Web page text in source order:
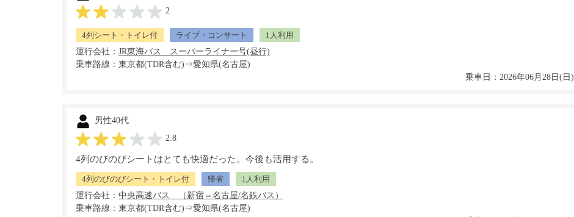
2
4列シート・トイレ付 ライブ・コンサート
1人利用
運行会社：
乗車路線：東京都(TDR含む)⇒愛知県(名古屋)
乗車日：2026年06月28日(日)
男性40代
2.8
4列のびのびシートはとても快適だった。今後も活用する。
4列のびのびシート・トイレ付 帰省
1人利用
運行会社：
乗車路線：東京都(TDR含む)⇒愛知県(名古屋)